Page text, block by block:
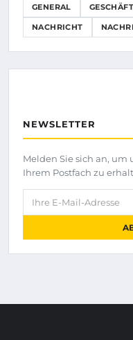
GENERAL GESCHÄFT
NACHRICHT
NEWSLETTER
Melden Sie sich an,
Ihrem Postfach zu
Ihre E-Mail-Adresse